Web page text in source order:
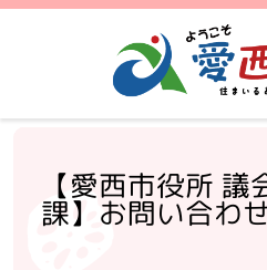
【愛西市役所
課】お問い合わ